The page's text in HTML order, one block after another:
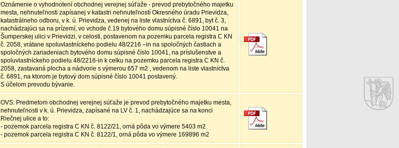
Oznámenie o vyhodnotení obchodnej verejnej súťaže - prevod prebytočného majetku
mesta, nehnuteľnosti zapísanej v katastri nehnuteľností Okresného úradu Prievidza,
katastrálneho odboru, v k. ú. Prievidza, vedenej na liste vlastníctva č. 6891, byt č. 3,
nachádzajúci sa na prízemí, vo vchode č.19 bytového domu súpisné číslo 10041 na
Šumperskej ulici v Prievidzi, v celosti, postavenom na pozemku parcela registra C KN
č. 2058, vrátane spoluvlastníckeho podielu 48/2216 –in na spoločných častiach a
spoločných zariadeniach bytového domu súpisné číslo 10041, na príslušenstve a
spoluvlastníckeho podielu 48/2216-in k celku na pozemku parcela registra C KN č.
2058, zastavaná plocha a nádvorie s výmerou 657 m2 , vedenom na liste vlastníctva
č. 6891, na ktorom je bytový dom súpisné číslo 10041 postavený.
S účelom prevodu bývanie.
OVS: Predmetom obchodnej verejnej súťaže je prevod prebytočného majetku mesta,
nehnuteľnosti v k. ú. Prievidza, zapísané na LV č. 1, nachádzajúce sa na konci
Riečnej ulice a to:
- pozemok parcela registra C KN č. 8122/21, orná pôda vo výmere 5403 m2
- pozemok parcela registra C KN č. 8122/1, orná pôda vo výmere 169896 m2